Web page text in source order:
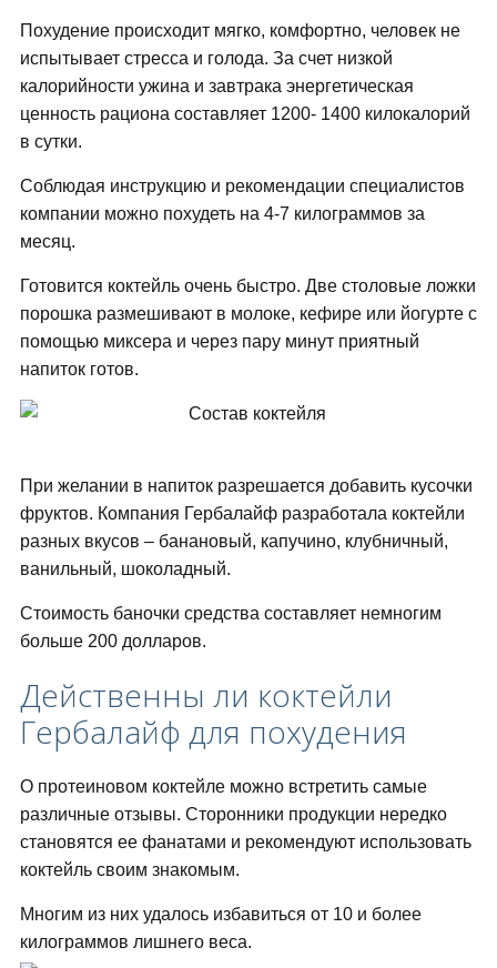
Похудение происходит мягко, комфортно, человек не
испытывает стресса и голода. За счет низкой
калорийности ужина и завтрака энергетическая
ценность рациона составляет 1200- 1400 килокалорий
в сутки.
Соблюдая инструкцию и рекомендации специалистов
компании можно похудеть на 4-7 килограммов за
месяц.
Готовится коктейль очень быстро. Две столовые ложки
порошка размешивают в молоке, кефире или йогурте с
помощью миксера и через пару минут приятный
напиток готов.
При желании в напиток разрешается добавить кусочки
фруктов. Компания Гербалайф разработала коктейли
разных вкусов – банановый, капучино, клубничный,
ванильный, шоколадный.
Стоимость баночки средства составляет немногим
больше 200 долларов.
Действенны ли коктейли
Гербалайф для похудения
О протеиновом коктейле можно встретить самые
различные отзывы. Сторонники продукции нередко
становятся ее фанатами и рекомендуют использовать
коктейль своим знакомым.
Многим из них удалось избавиться от 10 и более
килограммов лишнего веса.